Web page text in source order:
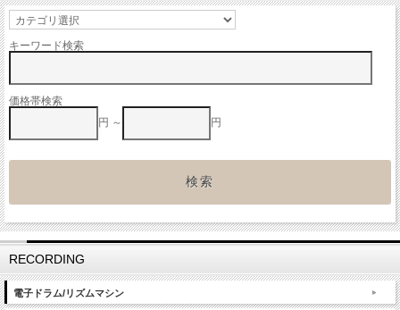
キーワード検索
価格帯検索
円 ～
円
RECORDING
電子ドラム/リズムマシン